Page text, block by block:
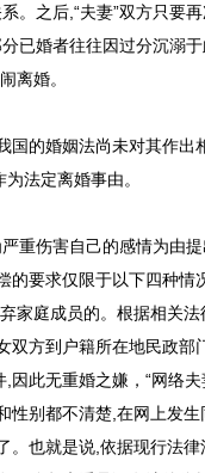
。之后,“夫妻”双方只要再
已婚者往往因过分沉溺
离婚。
国的婚姻法尚未对其作出
法定离婚事由。
重伤害自己的感情为由
要求仅限于以下四种情
家庭成员的。根据相关法
双方到户籍所在地民政部
因此无重婚之嫌，“网络夫
性别都不清楚,在网上发生
。也就是说,依据现行法律